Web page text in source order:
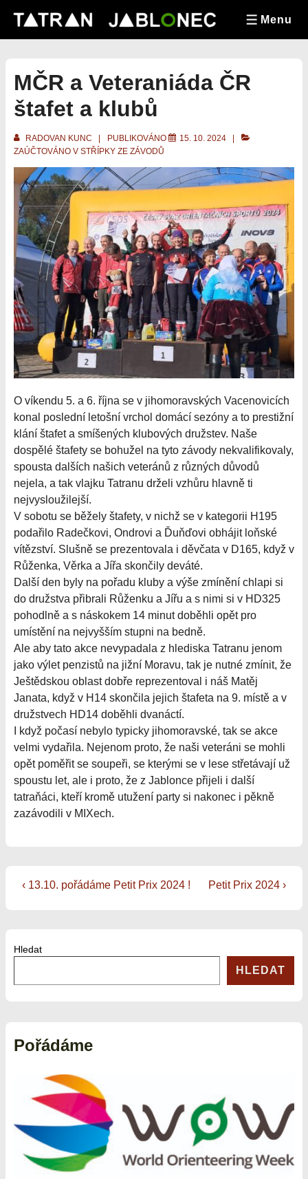
Přeskočit
na
obsah
Menu
MENU
MČR a Veteraniáda ČR
štafet a klubů
RADOVAN KUNC PUBLIKOVÁNO
15. 10. 2024
ZAÚČTOVÁNO V STŘÍPKY ZE ZÁVODŮ
O víkendu 5. a 6. října se v jihomoravských Vacenovicích
konal poslední letošní vrchol domácí sezóny a to prestižní
klání štafet a smíšených klubových družstev. Naše
dospělé štafety se bohužel na tyto závody nekvalifikovaly,
spousta dalších našich veteránů z různých důvodů
nejela, a tak vlajku Tatranu drželi vzhůru hlavně ti
nejvysloužilejší.
V sobotu se běžely štafety, v nichž se v kategorii H195
podařilo Radečkovi, Ondrovi a Ďuňďovi obhájit loňské
vítězství. Slušně se prezentovala i děvčata v D165, když v
Růženka, Věrka a Jířa skončily deváté.
Další den byly na pořadu kluby a výše zmínění chlapi si
do družstva přibrali Růženku a Jířu a s nimi si v HD325
pohodlně a s náskokem 14 minut doběhli opět pro
umístění na nejvyšším stupni na bedně.
Ale aby tato akce nevypadala z hlediska Tatranu jenom
jako výlet penzistů na jižní Moravu, tak je nutné zmínit, že
Ještědskou oblast dobře reprezentoval i náš Matěj
Janata, když v H14 skončila jejich štafeta na 9. místě a v
družstvech HD14 doběhli dvanáctí.
I když počasí nebylo typicky jihomoravské, tak se akce
velmi vydařila. Nejenom proto, že naši veteráni se mohli
opět poměřit se soupeři, se kterými se v lese střetávají už
spoustu let, ale i proto, že z Jablonce přijeli i další
tatraňáci, kteří kromě utužení party si nakonec i pěkně
zazávodili v MIXech.
Navigace
Předchozí
‹ 13.10. pořádáme Petit Prix 2024 !
Další
Petit Prix 2024 ›
Hledat
HLEDAT
Pořádáme